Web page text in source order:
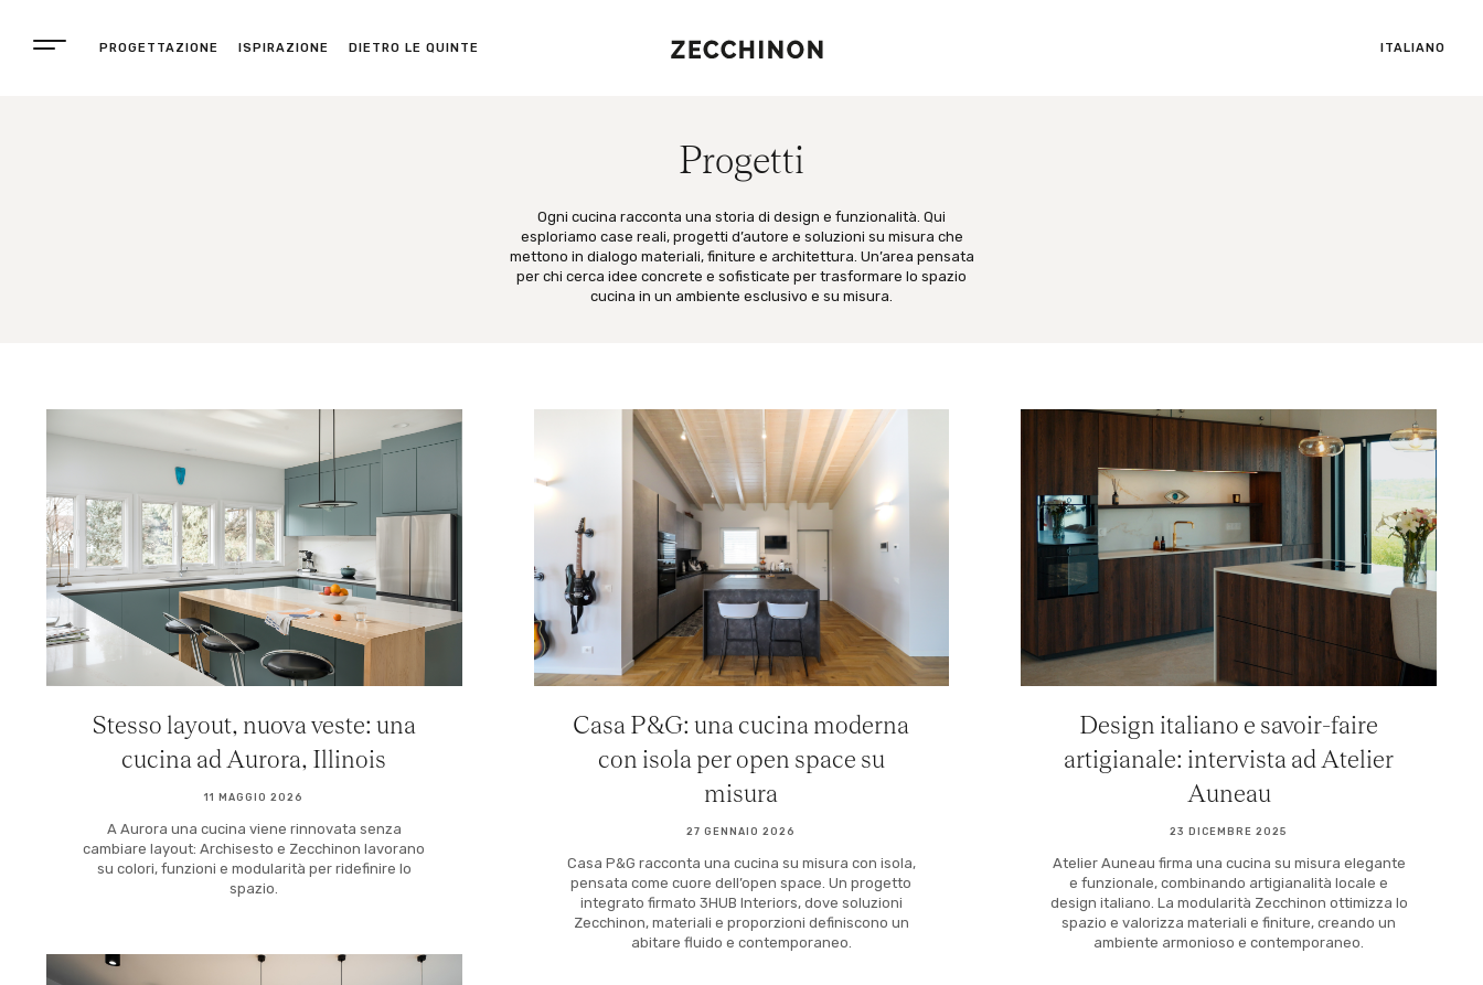
PROGETTAZIONE ISPIRAZIONE DIETRO LE QUINTE ITALIANO
Progetti
Ogni cucina racconta una storia di design e funzionalità. Qui
esploriamo case reali, progetti d’autore e soluzioni su misura che
mettono in dialogo materiali, finiture e architettura. Un’area pensata
per chi cerca idee concrete e sofisticate per trasformare lo spazio
cucina in un ambiente esclusivo e su misura.
Stesso layout, nuova veste: una
cucina ad Aurora, Illinois
11 MAGGIO 2026
A Aurora una cucina viene rinnovata senza
cambiare layout: Archisesto e Zecchinon lavorano
su colori, funzioni e modularità per ridefinire lo
spazio.
Casa P&G: una cucina moderna
con isola per open space su
misura
27 GENNAIO 2026
Casa P&G racconta una cucina su misura con isola,
pensata come cuore dell’open space. Un progetto
integrato firmato 3HUB Interiors, dove soluzioni
Zecchinon, materiali e proporzioni definiscono un
abitare fluido e contemporaneo.
Design italiano e savoir-faire
artigianale: intervista ad Atelier
Auneau
23 DICEMBRE 2025
Atelier Auneau firma una cucina su misura elegante
e funzionale, combinando artigianalità locale e
design italiano. La modularità Zecchinon ottimizza lo
spazio e valorizza materiali e finiture, creando un
ambiente armonioso e contemporaneo.